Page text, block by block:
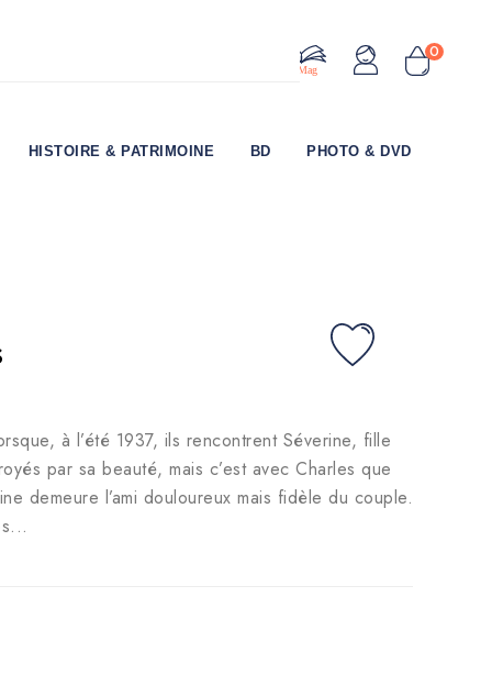
0
Le Mag
HISTOIRE & PATRIMOINE BD PHOTO & DVD
à l’été 1937, ils rencontrent Séverine, fille
par sa beauté, mais c’est avec Charles que
demeure l’ami douloureux mais fidèle du couple.